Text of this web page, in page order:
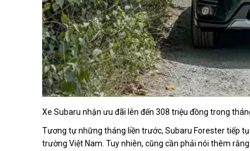
Xe Subaru nhận ưu đãi lên đến 308 triệu đồng trong
Tương tự những tháng liền trước, Subaru Forester tiếp
trường Việt Nam. Tuy nhiên, cũng cần phải nói thêm